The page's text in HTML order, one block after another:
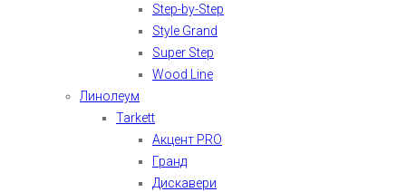
Step-by-Step
Style Grand
Super Step
Wood Line
Линолеум
Tarkett
Акцент PRO
Гранд
Дискавери